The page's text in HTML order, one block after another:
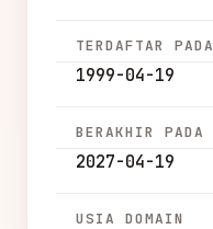
TERDAFTAR PADA
1999-04-19
BERAKHIR PADA
2027-04-19
USIA DOMAIN